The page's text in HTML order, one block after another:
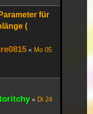
für
(
« Mo 05
« Di 24